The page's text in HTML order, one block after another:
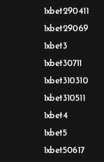
1xbet290411
1xbet29069
1xbet3
1xbet30711
1xbet310310
1xbet310511
1xbet4
1xbet5
1xbet50617